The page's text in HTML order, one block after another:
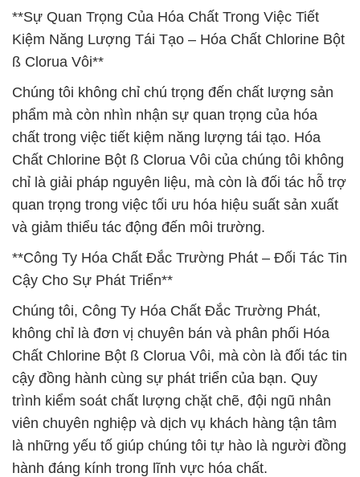
**Sự Quan Trọng Của Hóa Chất Trong Việc Tiết
Kiệm Năng Lượng Tái Tạo – Hóa Chất Chlorine Bột
ß Clorua Vôi**
Chúng tôi không chỉ chú trọng đến chất lượng sản
phẩm mà còn nhìn nhận sự quan trọng của hóa
chất trong việc tiết kiệm năng lượng tái tạo. Hóa
Chất Chlorine Bột ß Clorua Vôi của chúng tôi không
chỉ là giải pháp nguyên liệu, mà còn là đối tác hỗ trợ
quan trọng trong việc tối ưu hóa hiệu suất sản xuất
và giảm thiểu tác động đến môi trường.
**Công Ty Hóa Chất Đắc Trường Phát – Đối Tác Tin
Cậy Cho Sự Phát Triển**
Chúng tôi, Công Ty Hóa Chất Đắc Trường Phát,
không chỉ là đơn vị chuyên bán và phân phối Hóa
Chất Chlorine Bột ß Clorua Vôi, mà còn là đối tác tin
cậy đồng hành cùng sự phát triển của bạn. Quy
trình kiểm soát chất lượng chặt chẽ, đội ngũ nhân
viên chuyên nghiệp và dịch vụ khách hàng tận tâm
là những yếu tố giúp chúng tôi tự hào là người đồng
hành đáng kính trong lĩnh vực hóa chất.